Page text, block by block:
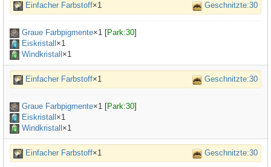
Einfacher Farbstoff×1 Geschnitzte:30
Graue Farbpigmente×1 [Park:30]
Eiskristall ×1
Windkristall ×1
Einfacher Farbstoff×1 Geschnitzte:30
Graue Farbpigmente×1 [Park:30]
Eiskristall ×1
Windkristall ×1
Einfacher Farbstoff×1 Geschnitzte:30